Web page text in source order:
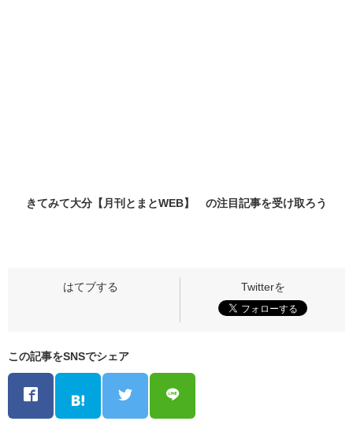
きてみて大分【月刊とまとWEB】 の注目記事を受け取ろう
この記事をSNSでシェア